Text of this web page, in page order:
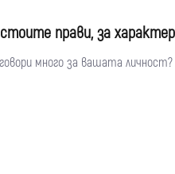
прави, за
много за вашата